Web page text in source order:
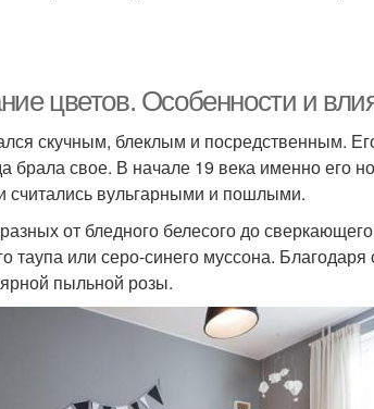
цветов. Особенности и
скучным, блеклым и посредственным.
брала свое. В начале 19 века именно его
считались вульгарными и пошлыми.
от бледного белесого до
таупа или серо-синего муссона.
пыльной розы.